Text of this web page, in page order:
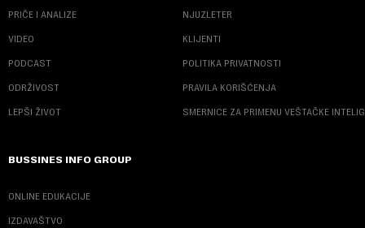
PRIČE I ANALIZE
VIDEO
PODCAST
ODRŽIVOST
LEPŠI ŽIVOT
NJUZLETER
KLIJENTI
POLITIKA PRIVATNOSTI
PRAVILA KORIŠĆENJA
SMERNICE ZA PRIMENU VEŠTAČKE
BUSSINES INFO GROUP
ONLINE EDUKACIJE
IZDAVAŠTVO